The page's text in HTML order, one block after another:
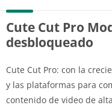
Cute Cut Pro
desbloqueado
Cute Cut Pro: con la
y las plataformas para
contenido de video de